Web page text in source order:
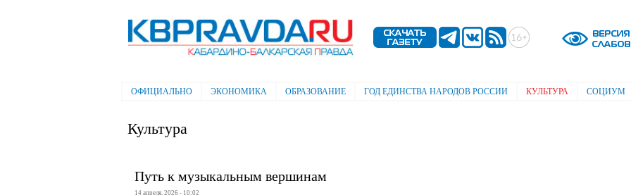
содержанию
Электронная газета "Кабардино-
Балкарская правда"
Главное меню
ОФИЦИАЛЬНО ЭКОНОМИКА ОБРАЗОВАНИЕ ГОД ЕДИНСТВА НАРОДОВ РОССИИ КУЛЬТУРА СОЦИУМ
Культура
Путь к музыкальным вершинам
14 апреля, 2026 - 10:02